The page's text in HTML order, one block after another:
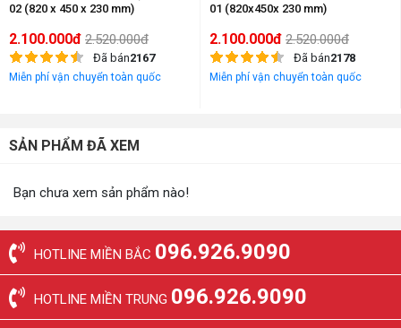
02 (820 x 450 x 230 mm)
2.100.000đ 2.520.000đ
Đã bán2167
Miễn phí vận chuyển toàn quốc
01 (820x450x 230 mm)
2.100.000đ 2.520.000đ
Đã bán2178
Miễn phí vận chuyển toàn quốc
SẢN PHẨM ĐÃ XEM
Bạn chưa xem sản phẩm nào!
HOTLINE MIỀN BẮC 096.926.9090
HOTLINE MIỀN TRUNG 096.926.9090